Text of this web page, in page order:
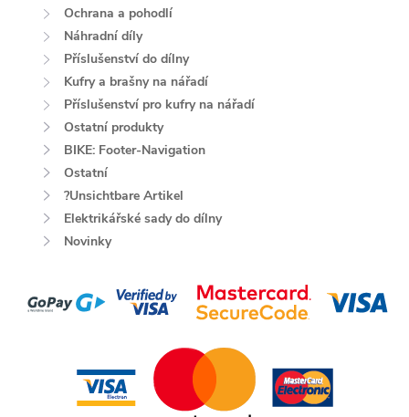
Ochrana a pohodlí
Náhradní díly
Příslušenství do dílny
Kufry a brašny na nářadí
Příslušenství pro kufry na nářadí
Ostatní produkty
BIKE: Footer-Navigation
Ostatní
?Unsichtbare Artikel
Elektrikářské sady do dílny
Novinky